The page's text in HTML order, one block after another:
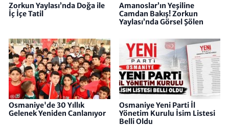
Zorkun Yaylası’nda Doğa ile
İç İçe Tatil
Amanoslar’ın Yeşiline
Camdan Bakış! Zorkun
Yaylası’nda Görsel Şölen
Osmaniye'de 30 Yıllık
Gelenek Yeniden Canlanıyor
Osmaniye Yeni Parti İl
Yönetim Kurulu İsim Listesi
Belli Oldu